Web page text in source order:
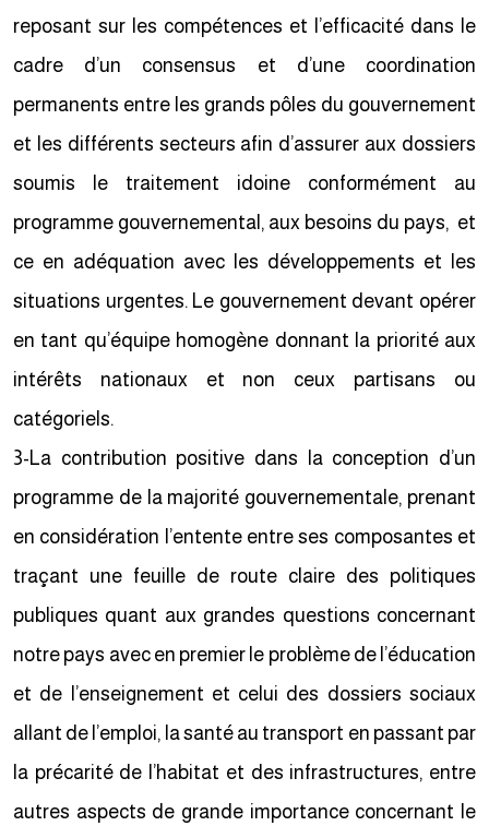
reposant sur les compétences et l’efficacité dans le
cadre d’un consensus et d’une coordination
permanents entre les grands pôles du gouvernement
et les différents secteurs afin d’assurer aux dossiers
soumis le traitement idoine conformément au
programme gouvernemental, aux besoins du pays, et
ce en adéquation avec les développements et les
situations urgentes. Le gouvernement devant opérer
en tant qu’équipe homogène donnant la priorité aux
intérêts nationaux et non ceux partisans ou
catégoriels.
3-La contribution positive dans la conception d’un
programme de la majorité gouvernementale, prenant
en considération l’entente entre ses composantes et
traçant une feuille de route claire des politiques
publiques quant aux grandes questions concernant
notre pays avec en premier le problème de l’éducation
et de l’enseignement et celui des dossiers sociaux
allant de l’emploi, la santé au transport en passant par
la précarité de l’habitat et des infrastructures, entre
autres aspects de grande importance concernant le